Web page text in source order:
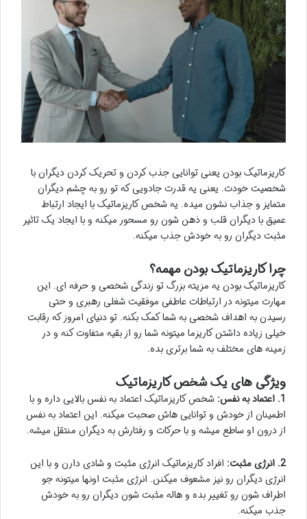
کاریزماتیک بودن یعنی توانایی جذب کردن و تحریک کردن دیگران با
شخصیت خودت. یعنی یه قدرت جادویی که تو رو به چشم دیگران
متمایز و جذاب نشون میده. یه شخص کاریزماتیک با ایجاد ارتباط
عمیق با دیگران قلب و ذهن شون رو مسحور میکنه و با ایجاد یک تاثیر
مثبت دیگران رو به خودش جذب میکنه.
چرا کاریزماتیک بودن مهمه؟
کاریزماتیک بودن یه مزیته بزرگ تو زندگی شخصی و حرفه ای. این
مهارت میتونه در ارتباطات عاطفی موفقیت شغلی رهبری و حتی
رسیدن به اهداف شخصی به شما کمک بکنه. تو دنیای امروز که رقابت
خیلی زیاده داشتن کاریزما میتونه شما رو از بقیه متفاوت کنه و در
زمینه های مختلف به شما برتری بده.
ویژگی های یک شخص کاریزماتیک
1. اعتماد به نفس:
شخص کاریزماتیک اعتماد به نفس بالایی داره و با
اطمینان از خودش و توانایی هاش صحبت میکنه. این اعتماد به نفس
از درون او ساطع میشه و با حرکات و رفتارش به دیگران منتقل میشه.
2. انرژی مثبت:
افراد کاریزماتیک انرژی مثبت و شادی دارن و با این
انرژی دیگران رو نیز مشعوف میکنن. انرژی مثبت اونها میتونه جو
اطراف شون رو تغییر بده و هاله مثبت شون دیگران رو به خودش
جذب میکنه.